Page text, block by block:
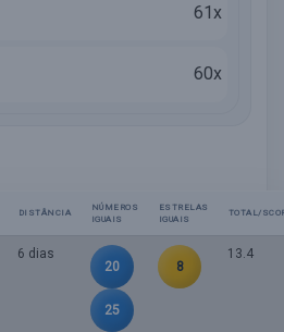
61x
60x
DISTÂNCIA
NÚMEROS
IGUAIS
ESTRELAS
IGUAIS
TOTAL/
6 dias
20
25
8
13.4